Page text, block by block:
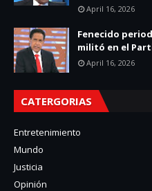
April 16, 2026
Fenecido
militó en el
April 16, 2026
CATERGORIAS
Entretenimiento
Mundo
Justicia
Opinión